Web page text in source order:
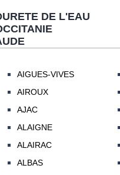
DE L'EAU
AIGUES-VIVES
AIROUX
AJAC
ALAIGNE
ALAIRAC
ALBAS